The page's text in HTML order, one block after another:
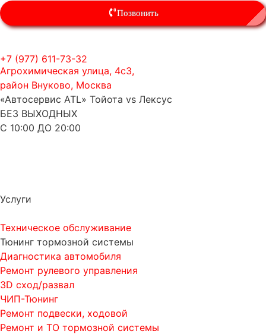
Позвонить
+7 (977) 611-73-32
Агрохимическая улица, 4с3,
район Внуково, Москва
«Автосервис ATL» Тойота vs Лексус
БЕЗ ВЫХОДНЫХ
С 10:00 ДО 20:00
Услуги
Техническое обслуживание
Тюнинг тормозной системы
Диагностика автомобиля
Ремонт рулевого управления
3D сход/развал
ЧИП-Тюнинг
Ремонт подвески, ходовой
Ремонт и ТО тормозной системы